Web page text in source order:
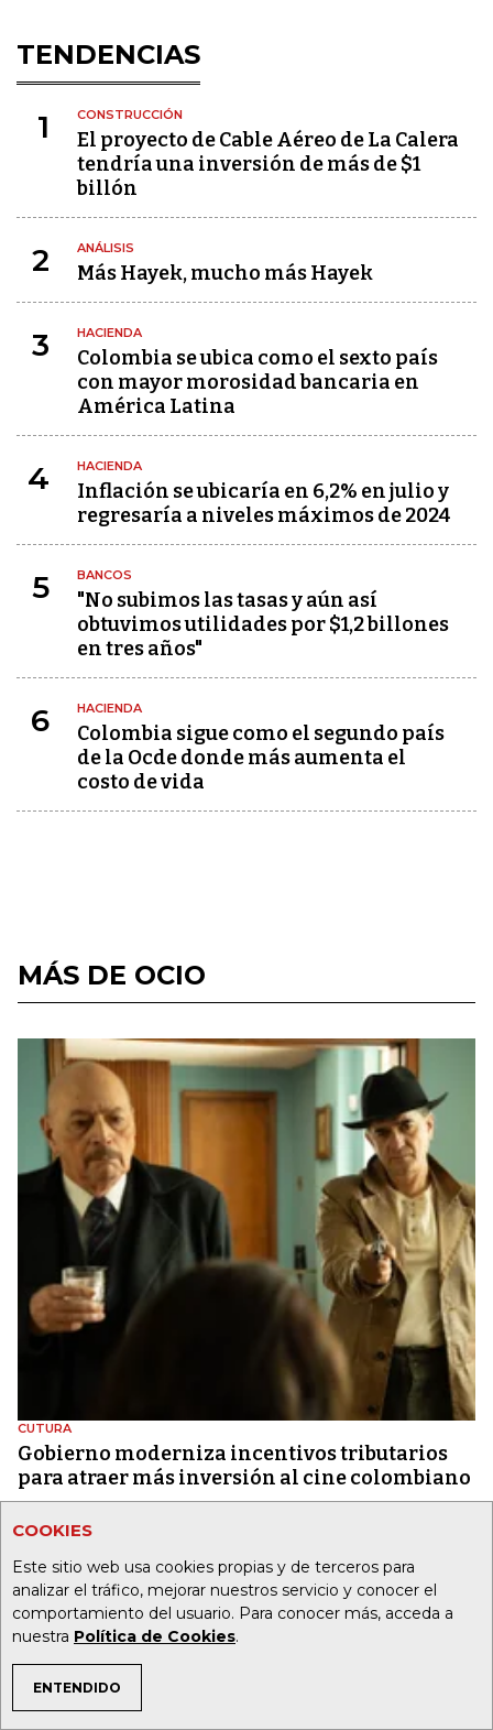
COOKIES
Este sitio web usa cookies propias y de terceros para
analizar el tráfico, mejorar nuestros servicio y conocer el
comportamiento del usuario. Para conocer más, acceda a
nuestra Política de Cookies.
ENTENDIDO
TEMAS DE INTERÉS
TENDENCIAS
1 CONSTRUCCIÓN
El proyecto de Cable Aéreo de La Calera
tendría una inversión de más de $1
billón
2 ANÁLISIS
Más Hayek, mucho más Hayek
3 HACIENDA
Colombia se ubica como el sexto país
con mayor morosidad bancaria en
América Latina
4 HACIENDA
Inflación se ubicaría en 6,2% en julio y
regresaría a niveles máximos de 2024
5 BANCOS
"No subimos las tasas y aún así
obtuvimos utilidades por $1,2 billones
en tres años"
6 HACIENDA
Colombia sigue como el segundo país
de la Ocde donde más aumenta el
costo de vida
MÁS DE OCIO
CUTURA
Gobierno moderniza incentivos tributarios
para atraer más inversión al cine colombiano